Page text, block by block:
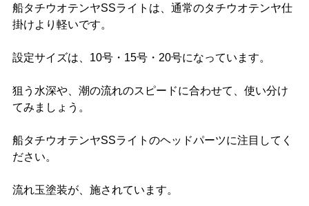
船タチウオテンヤSSライトは、通常のタチウオテンヤ仕
掛けより軽いです。
設定サイズは、10号・15号・20号になっています。
狙う水深や、潮の流れのスピードに合わせて、使い分け
てみましょう。
船タチウオテンヤSSライトのヘッドパーツに注目してく
ださい。
流れ玉塗装が、施されています。